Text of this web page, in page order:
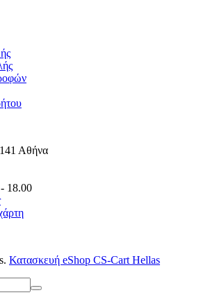
Αθήνα
18.00
Κατασκευή eShop CS-Cart Hellas